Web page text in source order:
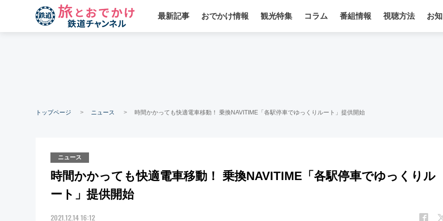
最新記事 おでかけ情報 観光特集 コラム 番組情報 視聴方法 お
トップページ ニュース 時間かかっても快適電車移動！ 乗換NAVITIME「各駅停車でゆっくりルート」提供開始
ニュース
時間かかっても快適電車移動！ 乗換NAVITIME「各駅停車でゆっくりル
ート」提供開始
2021.12.14 16:12